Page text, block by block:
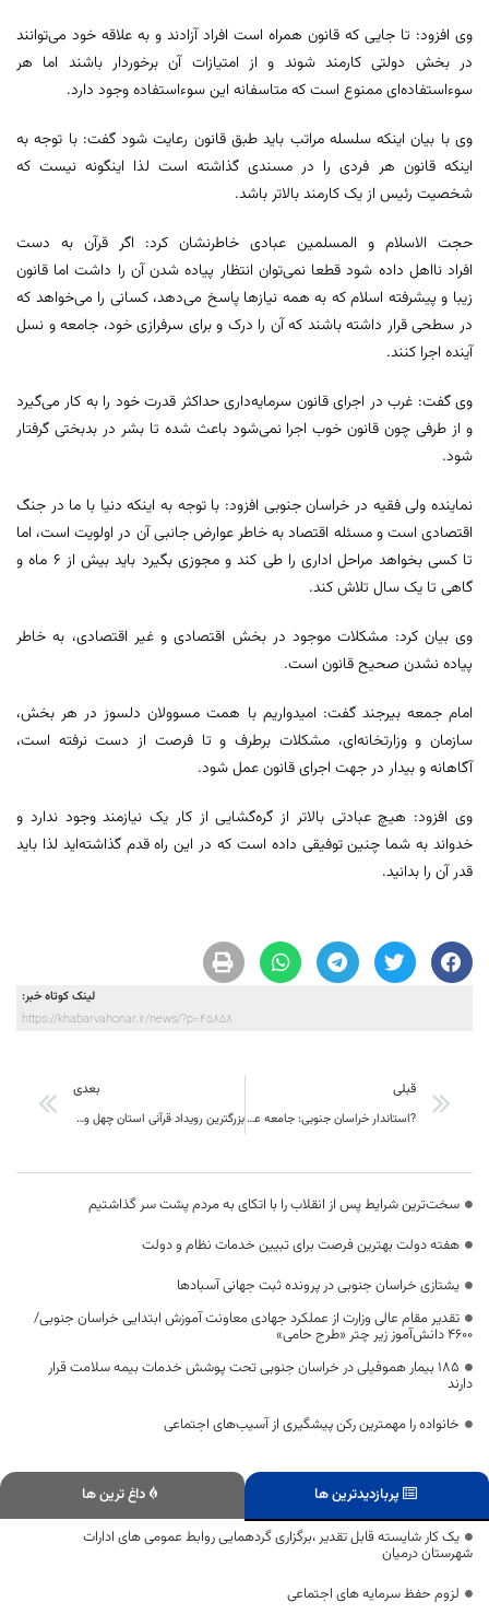
وی افزود: تا جایی که قانون همراه است افراد آزادند و به علاقه خود می‌توانند
در بخش دولتی کارمند شوند و از امتیازات آن برخوردار باشند اما هر
سوء‌استفاده‌ای ممنوع است که متاسفانه این سوء‌استفاده وجود دارد.
وی با بیان اینکه سلسله مراتب باید طبق قانون رعایت شود گفت: با توجه به
اینکه قانون هر فردی را در مسندی گذاشته است لذا اینگونه نیست که
شخصیت رئیس از یک کارمند بالاتر باشد.
حجت الاسلام و المسلمین عبادی خاطرنشان کرد: اگر قرآن به دست
افراد نااهل داده شود قطعا نمی‌توان انتظار پیاده شدن آن را داشت اما قانون
زیبا و پیشرفته اسلام که به همه نیازها پاسخ می‌دهد، کسانی را می‌خواهد که
در سطحی قرار داشته باشند که آن را درک و برای سرفرازی خود، جامعه و نسل
آینده اجرا کنند.
وی گفت: غرب در اجرای قانون سرمایه‌داری حداکثر قدرت خود را به کار می‌گیرد
و از طرفی چون قانون خوب اجرا نمی‌شود باعث شده تا بشر در بدبختی گرفتار
شود.
نماینده ولی فقیه در خراسان جنوبی افزود: با توجه به اینکه دنیا با ما در جنگ
اقتصادی است و مسئله اقتصاد به خاطر عوارض جانبی آن در اولویت است، اما
تا کسی بخواهد مراحل اداری را طی کند و مجوزی بگیرد باید بیش از ۶ ماه و
گاهی تا یک سال تلاش کند.
وی بیان کرد: مشکلات موجود در بخش اقتصادی و غیر اقتصادی، به خاطر
پیاده نشدن صحیح قانون است.
امام جمعه بیرجند گفت: امیدواریم با همت مسوولان دلسوز در هر بخش،
سازمان و وزارتخانه‌ای، مشکلات برطرف و تا فرصت از دست نرفته است،
آگاهانه و بیدار در جهت اجرای قانون عمل شود.
وی افزود: هیچ عبادتی بالاتر از گره‌گشایی از کار یک نیازمند وجود ندارد و
خدواند به شما چنین توفیقی داده است که در این راه قدم گذاشته‌اید لذا باید
قدر آن را بدانید.
لینک کوتاه خبر:
https://khabarvahonar.ir/news/?p=45858
قبلی
?استاندار خراسان جنوبی: جامعه عشایری استان، شایسته هستند
بعدی
بزرگترین رویداد قرآنی استان چهل و سومین دوره مسابقات سراسری قرآن کریم – مرحله استانی برگزار می شود.
سخت‌ترین شرایط پس از انقلاب را با اتکای به مردم پشت سر گذاشتیم
هفته دولت بهترین فرصت برای تبیین خدمات نظام و دولت
یشتازی خراسان جنوبی در پرونده ثبت جهانی آسبادها
تقدیر مقام عالی وزارت از عملکرد جهادی معاونت آموزش ابتدایی خراسان جنوبی/
۴۶۰۰ دانش‌آموز زیر چتر «طرح حامی»
۱۸۵ بیمار هموفیلی در خراسان جنوبی تحت پوشش خدمات بیمه سلامت قرار
دارند
خانواده را مهمترین رکن پیشگیری از آسیب‌های اجتماعی
پربازدیدترین ها
داغ ترین ها
یک کار شایسته قابل تقدیر ،برگزاری گردهمایی روابط عمومی های ادارات
شهرستان درمیان
لزوم حفظ سرمایه های اجتماعی